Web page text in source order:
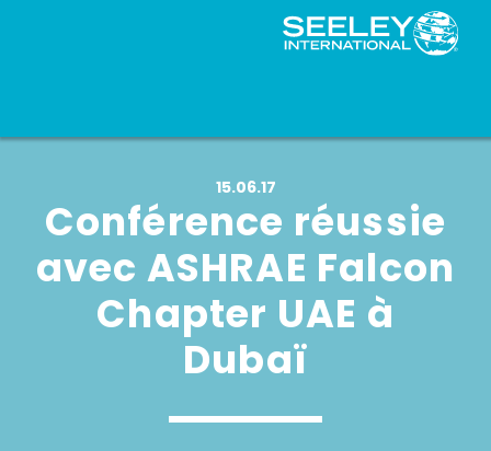
15.06.17
Conférence réussie
avec ASHRAE Falcon
Chapter UAE à
Dubaï